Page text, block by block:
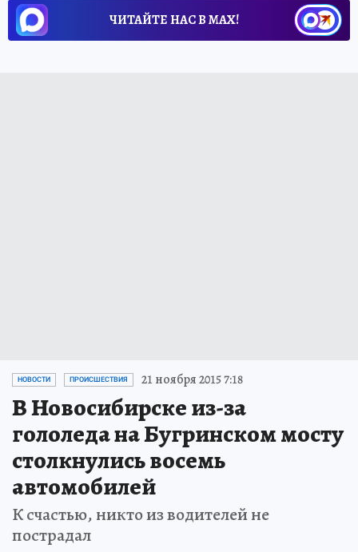
ЧИТАЙТЕ НАС В МАХ!
НОВОСТИ ПРОИСШЕСТВИЯ 21 ноября 2015 7:18
В Новосибирске из-за
гололеда на Бугринском мосту
столкнулись восемь
автомобилей
К счастью, никто из водителей не
пострадал